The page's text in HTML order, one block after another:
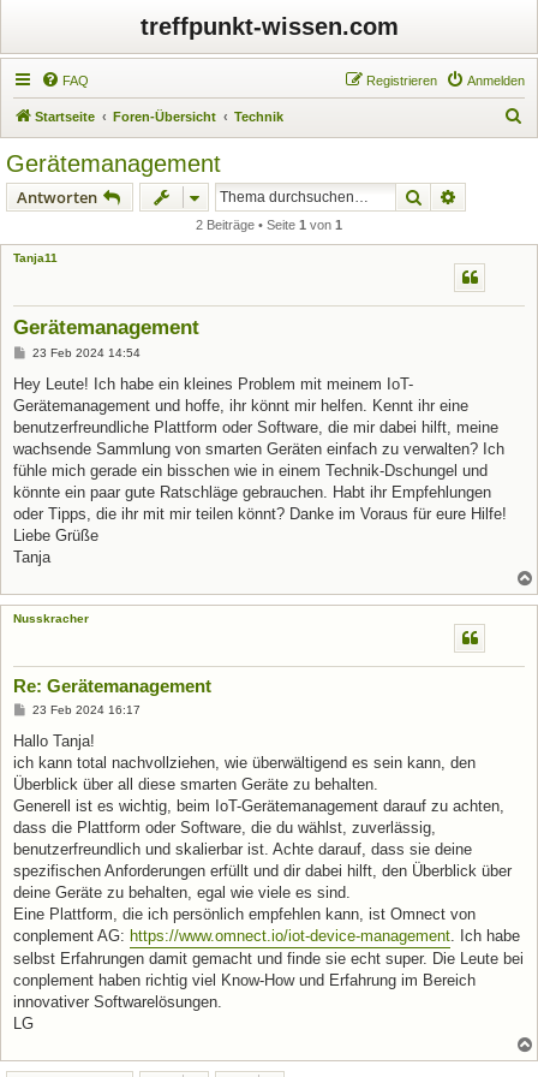
treffpunkt-wissen.com
FAQ Anmelden
Registrieren
Startseite Foren-Übersicht Technik
Gerätemanagement
Antworten Suche
2 Beiträge • Seite 1 von 1
Tanja11
Gerätemanagement
B
i
r
a
23 Feb 2024 14:54
Hey Leute! Ich habe ein kleines Problem mit meinem IoT-
Gerätemanagement und hoffe, ihr könnt mir helfen. Kennt ihr eine
benutzerfreundliche Plattform oder Software, die mir dabei hilft, meine
wachsende Sammlung von smarten Geräten einfach zu verwalten? Ich
fühle mich gerade ein bisschen wie in einem Technik-Dschungel und
könnte ein paar gute Ratschläge gebrauchen. Habt ihr Empfehlungen
oder Tipps, die ihr mit mir teilen könnt? Danke im Voraus für eure Hilfe!
Liebe Grüße
Tanja
Nusskracher
Re: Gerätemanagement
B
i
r
a
23 Feb 2024 16:17
Hallo Tanja!
ich kann total nachvollziehen, wie überwältigend es sein kann, den
Überblick über all diese smarten Geräte zu behalten.
Generell ist es wichtig, beim IoT-Gerätemanagement darauf zu achten,
dass die Plattform oder Software, die du wählst, zuverlässig,
benutzerfreundlich und skalierbar ist. Achte darauf, dass sie deine
spezifischen Anforderungen erfüllt und dir dabei hilft, den Überblick über
deine Geräte zu behalten, egal wie viele es sind.
Eine Plattform, die ich persönlich empfehlen kann, ist Omnect von
conplement AG: https://www.omnect.io/iot-device-management . Ich habe
selbst Erfahrungen damit gemacht und finde sie echt super. Die Leute bei
conplement haben richtig viel Know-How und Erfahrung im Bereich
innovativer Softwarelösungen.
LG